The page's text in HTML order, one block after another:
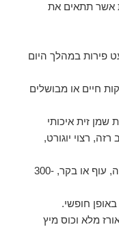
אשר תתאים את
פירות במהלך היום
חיים או מבושלים
רצוי יוגורט,
ביום החמישי: מרק ובנוסף מנת בשר רזה, עוף או בקר, 300-
חופשי.
מלא וכוס מיץ